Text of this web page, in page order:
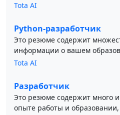
Tota AI
Python-разработчик
Это резюме содержит
информации о вашем
Tota AI
Разработчик
Это резюме содержит много
опыте работы и